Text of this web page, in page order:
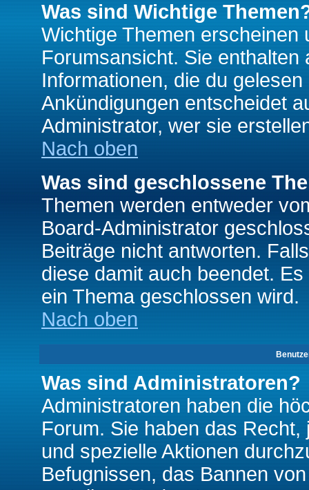
Was sind Wichtige
Wichtige Themen erscheinen
Forumsansicht. Sie enthalten
Informationen, die du
Ankündigungen entscheidet
Administrator, wer sie
Nach oben
Was sind geschlossene
Themen werden entweder
Board-Administrator
Beiträge nicht antworten.
diese damit auch beendet.
ein Thema geschlossen wird.
Nach oben
Was sind Administratoren?
Administratoren haben die
Forum. Sie haben das
und spezielle Aktionen
Befugnissen, das Bannen